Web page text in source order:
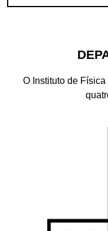
O Instituto de